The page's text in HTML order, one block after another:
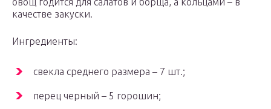
качестве закуски.
Ингредиенты:
свекла среднего размера – 7 шт.;
перец черный – 5 горошин;